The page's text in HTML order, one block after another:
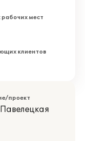
мест
клиентов
проект